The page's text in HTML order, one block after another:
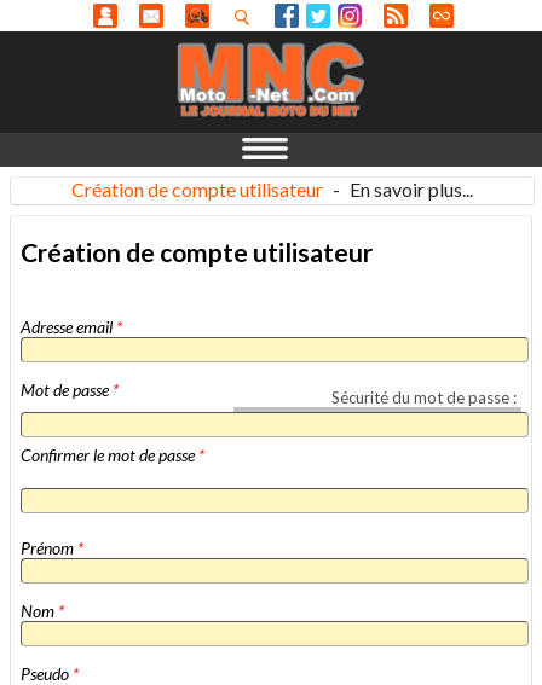
Création de compte utilisateur - En savoir plus...
Création de compte utilisateur
Adresse email *
Sécurité du mot de passe :
Mot de passe*
Confirmer le mot de passe*
Prénom *
Nom *
Pseudo *